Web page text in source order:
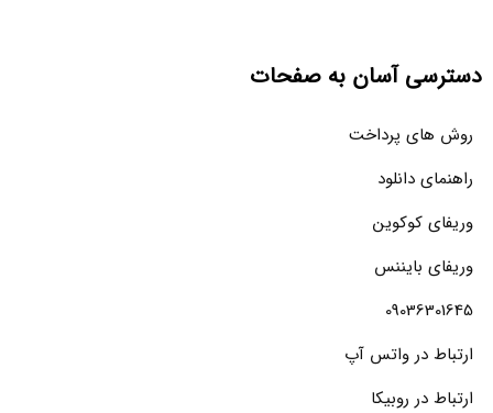
دسترسی آسان به صفحات
روش های پرداخت
راهنمای دانلود
وریفای کوکوین
وریفای بایننس
09036301645
ارتباط در واتس آپ
ارتباط در روبیکا